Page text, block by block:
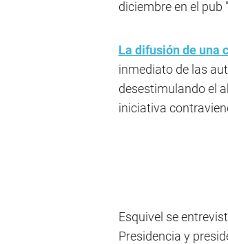
diciembre en el pub
La difusión de una
inmediato de las
desestimulando el
iniciativa
Esquivel se
Presidencia y